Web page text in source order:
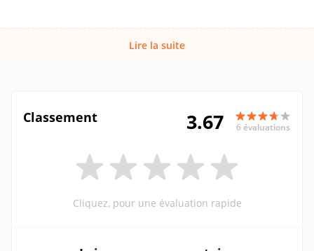
Lire la suite
Classement 3.67 6 évaluations
Cliquez, pour une évaluation rapide